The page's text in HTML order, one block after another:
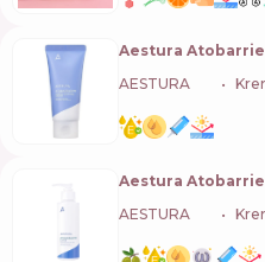
Aestura
AESTURA
Aestura
AESTURA